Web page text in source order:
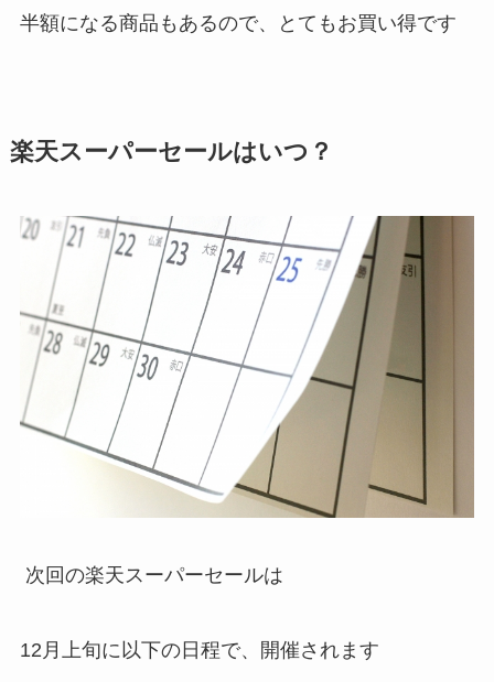
半額になる商品もあるので、とてもお買い得です
楽天スーパーセールはいつ？
次回の楽天スーパーセールは
12月上旬に以下の日程で、開催されます